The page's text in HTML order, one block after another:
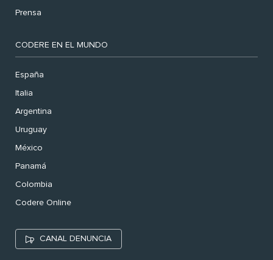
Prensa
CODERE EN EL MUNDO
España
Italia
Argentina
Uruguay
México
Panamá
Colombia
Codere Online
CANAL DENUNCIA